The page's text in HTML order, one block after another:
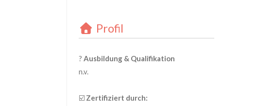
Profil
?Ausbildung & Qualifikation
n.v.
☑️ Zertifiziert durch: